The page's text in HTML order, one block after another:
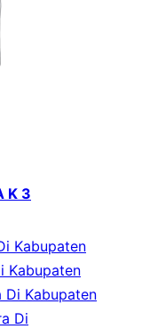
K 3
Kabupaten
Kabupaten
Di Kabupaten
Di